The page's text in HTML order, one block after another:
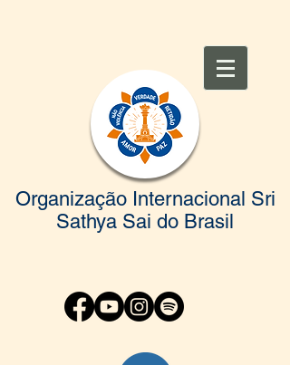
Organização Internacional Sri
Sathya Sai do Brasil